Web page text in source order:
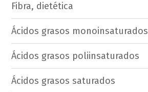
Fibra, dietética
Ácidos grasos monoinsaturados
Ácidos grasos poliinsaturados
Ácidos grasos saturados